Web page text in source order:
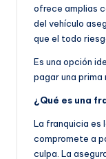
ofrece amplias
del vehículo
que el todo
Es una opción
pagar una prima
¿Qué es una
La franquicia es
compromete a
culpa. La